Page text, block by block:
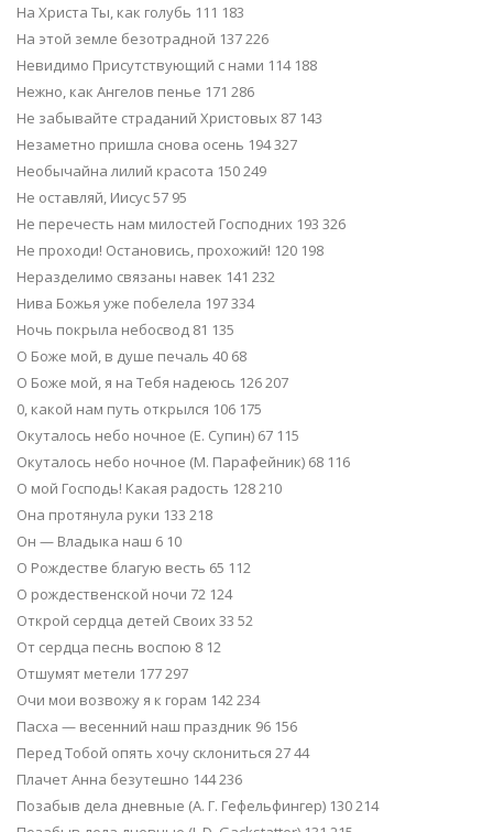
На Христа Ты, как голубь 111 183
На этой земле безотрадной 137 226
Невидимо Присутствующий с нами 114 188
Нежно, как Ангелов пенье 171 286
Не забывайте страданий Христовых 87 143
Незаметно пришла снова осень 194 327
Необычайна лилий красота 150 249
Не оставляй, Иисус 57 95
Не перечесть нам милостей Господних 193 326
Не проходи! Остановись, прохожий! 120 198
Неразделимо связаны навек 141 232
Нива Божья уже побелела 197 334
Ночь покрыла небосвод 81 135
О Боже мой, в душе печаль 40 68
О Боже мой, я на Тебя надеюсь 126 207
0, какой нам путь открылся 106 175
Окуталось небо ночное (Е. Супин) 67 115
Окуталось небо ночное (М. Парафейник) 68 116
О мой Господь! Какая радость 128 210
Она протянула руки 133 218
Он — Владыка наш 6 10
О Рождестве благую весть 65 112
О рождественской ночи 72 124
Открой сердца детей Своих 33 52
От сердца песнь воспою 8 12
Отшумят метели 177 297
Очи мои возвожу я к горам 142 234
Пасха — весенний наш праздник 96 156
Перед Тобой опять хочу склониться 27 44
Плачет Анна безутешно 144 236
Позабыв дела дневные (А. Г. Гефельфингер) 130 214